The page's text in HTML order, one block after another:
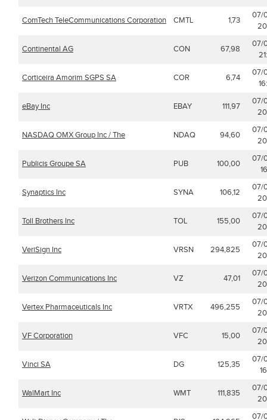
ComTech TeleCommunications Corporation CMTL 1,73
07/
Continental AG CON 67,98
07/
Corticeira Amorim SGPS SA COR 6,74
07/
eBay Inc EBAY 111,97
07/
NASDAQ OMX Group Inc / The NDAQ 94,60
07/
Publicis Groupe SA PUB 100,00
07/
Synaptics Inc SYNA 106,12
07/
Toll Brothers Inc TOL 155,00
07/
VeriSign Inc VRSN 294,825
07/
Verizon Communications Inc VZ 47,01
07/
Vertex Pharmaceuticals Inc VRTX 496,255
07/
VF Corporation VFC 15,00
07/
Vinci SA DG 125,35
07/
WalMart Inc WMT 111,835
07/
07/